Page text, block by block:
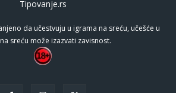
Tipovanje.rs
da učestvuju u igrama na sreću, učešće u
sreću može izazvati zavisnost.